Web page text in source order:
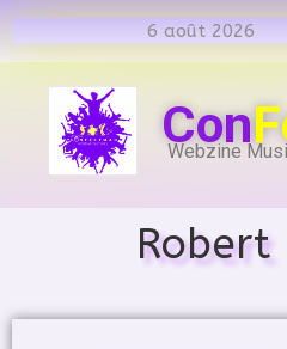
6 août 2026
Con
Webzine
Robert